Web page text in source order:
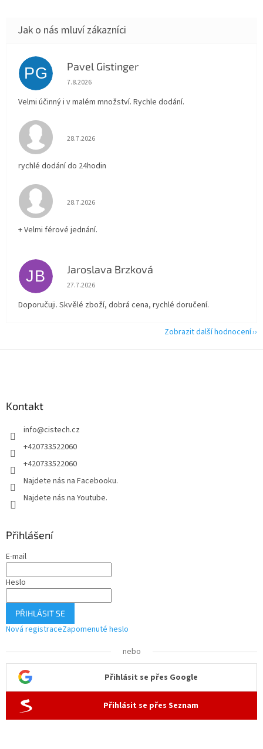
PG Pavel Gistinger
Hodnocení obchodu je 5 z 5 hvězdiček.
7.8.2026
Velmi účinný i v malém množství. Rychle dodání.
Hodnocení obchodu je 5 z 5 hvězdiček.
28.7.2026
rychlé dodání do 24hodin
Hodnocení obchodu je 5 z 5 hvězdiček.
28.7.2026
+ Velmi férové jednání.
JB Jaroslava Brzková
Hodnocení obchodu je 5 z 5 hvězdiček.
27.7.2026
Doporučuji. Skvělé zboží, dobrá cena, rychlé doručení.
Zobrazit další hodnocení
Kontakt
info@cistech.cz
+420733522060
+420733522060
Najdete nás na Facebooku.
Najdete nás na Youtube.
Přihlášení
E-mail
Heslo
PŘIHLÁSIT SE
Nová registraceZapomenuté heslo
nebo
Přihlásit se přes Google
Přihlásit se přes Seznam